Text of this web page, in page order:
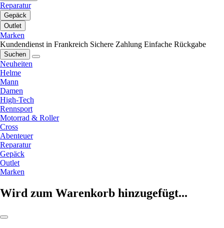
Reparatur
Gepäck
Outlet
Marken
Kundendienst in Frankreich Sichere Zahlung Einfache Rückgabe
Suchen
Neuheiten
Helme
Mann
Damen
High-Tech
Rennsport
Motorrad & Roller
Cross
Abenteuer
Reparatur
Gepäck
Outlet
Marken
Wird zum Warenkorb hinzugefügt...